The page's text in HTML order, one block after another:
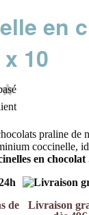
en
10
praline de
coccinelle,
en chocolat
de
Livraison